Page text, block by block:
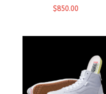
$850.00